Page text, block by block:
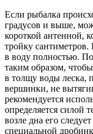
Если рыбалка
градусов и выше,
короткой антенной,
тройку
в воду полностью.
таким образом,
в толщу воды леска,
вершинки, не
рекомендуется
определяется силой
возле дна его
специальной